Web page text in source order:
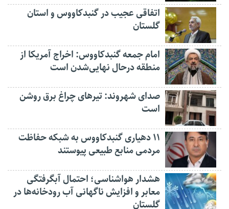
اتفاقی عجیب در‌ گنبدکاووس و استان
گلستان
امام جمعه گنبدکاووس: اخراج آمریکا از
منطقه درحال نهایی‌شدن است
صدای شهروند: تیرهای چراغ برق روشن
است
۱۱ دهیاری گنبدکاووس به شبکه حفاظت
مردمی منابع طبیعی پیوستند
هشدار هواشناسی؛ احتمال آبگرفتگی
معابر و افزایش ناگهانی آب رودخانه‌ها در
گلستان